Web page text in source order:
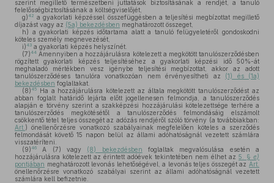
szerint megillető természetbeni juttatások biztosításának a rendjét, a tanuló
felelősségbiztosításának a költségviselőjét,
g)42 a gyakorlati képzéssel összefüggésben a teljesítési megbízottat megillető
díjazást vagy az (5a) bekezdésben meghatározott összeget,
h) a gyakorlati képzés időtartama alatt a tanuló felügyeletéről gondoskodni
köteles személy megnevezését,
i)43 a gyakorlati képzés helyszínét.
(7)44 Amennyiben a hozzájárulásra kötelezett a megkötött tanulószerződésben
rögzített gyakorlati képzés teljesítéséhez a gyakorlati képzési idő 50%-át
meghaladó mértékben vesz igénybe teljesítési megbízottat, akkor az adott
tanulószerződéses tanulóra vonatkozóan nem érvényesítheti az (1) és (1a)
bekezdésben foglaltakat.
(8)45
Ha a hozzájárulásra kötelezett az általa megkötött tanulószerződést az
abban foglalt határidő lejárta előtt jogellenesen felmondja, a tanulószerződés
alapján e törvény szerint a szakképzési hozzájárulási kötelezettsége terhére a
tanulószerződés megkötésétől a tanulószerződés felmondásáig elszámolt
csökkentő tétel teljes összegét az adózás rendjéről szóló törvény (a továbbiakban:
Art. ) önellenőrzésre vonatkozó szabályainak megfelelően köteles a szerződés
felmondását követő 15 napon belül az állami adóhatóságnál vezetett számlára
visszatéríteni.
(9)46 A (7) vagy (8) bekezdésben foglaltak megvalósulása esetén a
hozzájárulásra kötelezett az érintett adóévek tekintetében nem élhet az 5. § e)
pontjában meghatározott levonás lehetőségével, a levonás teljes összegét az Art.
önellenőrzésre vonatkozó szabályai szerint az állami adóhatóságnál vezetett
számlára kell befizetnie.